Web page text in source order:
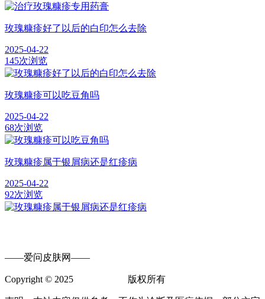
玫瑰糠疹好了以后的白印怎么去除
2025-04-22
145次浏览
玫瑰糠疹可以吃豆角吗
2025-04-22
68次浏览
玫瑰糠疹属于银屑病还是红疹病
2025-04-22
92次浏览
——爱问皮肤网——
Copyright © 2025 版权所有